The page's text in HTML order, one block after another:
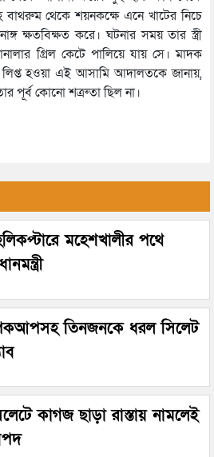
বাথরুম থেকে শয়নকক্ষে এনে খাটের নিচে
ক্ষতবিক্ষত করে। ঘটনার সময় তার স্ত্রী
গ্রিল কেটে পালিয়ে যায় সে। মাদক
হওয়া এই আসামি আদালতকে জানায়,
পূর্ব কোনো শত্রুতা ছিল না।
মহেশখালীর পথে
তিনজনকে ধরল সিলেট
কাগজ ছাড়া রাস্তায় নামলেই